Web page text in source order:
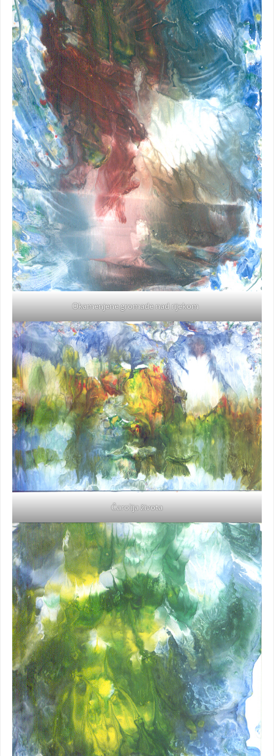
Okamenjene gromade nad rijekom
Čarolija života